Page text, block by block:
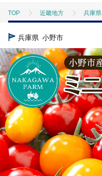
TOP 近畿地方 兵庫県
TOP
兵庫県 小野市